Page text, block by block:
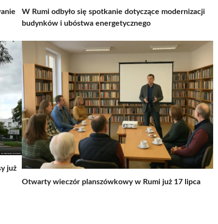
W Rumi odbyło się spotkanie dotyczące modernizacji
budynków i ubóstwa energetycznego
już
Otwarty wieczór planszówkowy w Rumi już 17 lipca